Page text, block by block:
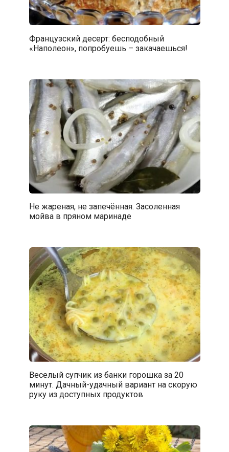
Французский десерт: бесподобный
«Наполеон», попробуешь – закачаешься!
Не жареная, не запечённая. Засоленная
мойва в пряном маринаде
Веселый супчик из банки горошка за 20
минут. Дачный-удачный вариант на скорую
руку из доступных продуктов